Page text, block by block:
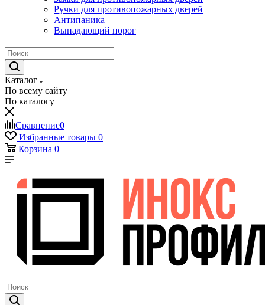
Ручки для противопожарных дверей
Антипаника
Выпадающий порог
Каталог
По всему сайту
По каталогу
Сравнение0
Избранные товары 0
Корзина 0